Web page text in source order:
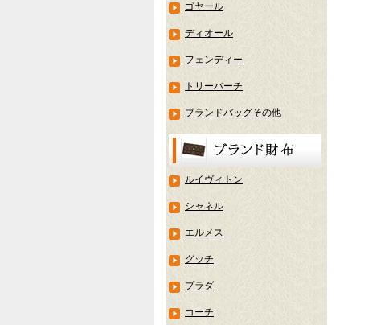
ゴヤール
ディオール
フェンディー
トリーバーチ
ブランドバッグその他
ルイヴィトン
シャネル
エルメス
グッチ
プラダ
コーチ